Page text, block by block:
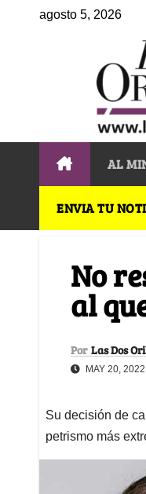
agosto 5, 2026
AL
ENVIA TU
No
al
Por Las Dos
MAY 20, 2022
Su decisión de
petrismo más